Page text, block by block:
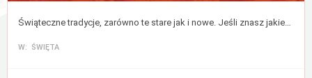
Świąteczne tradycje, zarówno te stare jak i nowe. Jeśli znasz jakieś to podziel się nimi z nami. Nie dajmy tradycjom umrzeć!
W: ŚWIĘTA